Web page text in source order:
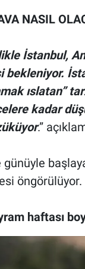
NASIL
İstanbul,
bekleniyor.
ıslatan”
kadar
.”
günüyle
öngörülüyor.
haftası